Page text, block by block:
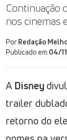
Continuação
nos cinemas
Por Redação
Publicado em 04/
A Disney
trailer
retorno do